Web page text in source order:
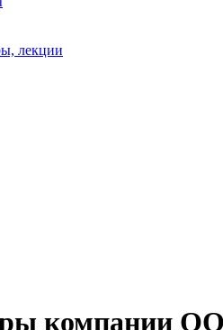
лекции
компании